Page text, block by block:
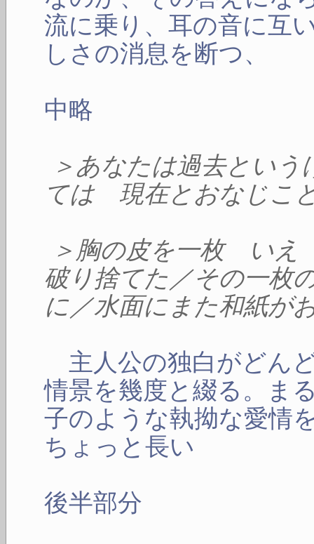
流に乗り、耳の音に互
しさの消息を断つ、
中略
＞あなたは過去とい
ては 現在とおなじこ
＞胸の皮を一枚 いえ
破り捨てた／その一
に／水面にまた和紙が
主人公の独白がどん
情景を幾度と綴る。ま
子のような執拗な愛情
ちょっと長い
後半部分